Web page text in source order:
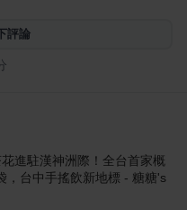
評論
進駐漢神洲際！全台首家概
，台中手搖飲新地標 - 糖糖's